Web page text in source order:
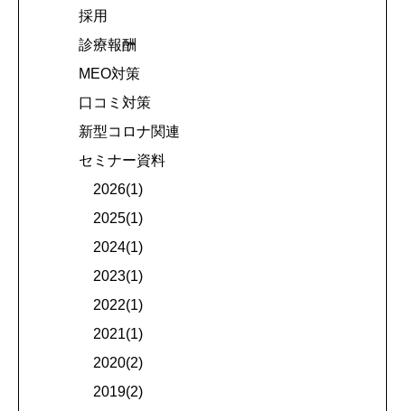
採用
診療報酬
MEO対策
口コミ対策
新型コロナ関連
セミナー資料
2026(1)
2025(1)
2024(1)
2023(1)
2022(1)
2021(1)
2020(2)
2019(2)